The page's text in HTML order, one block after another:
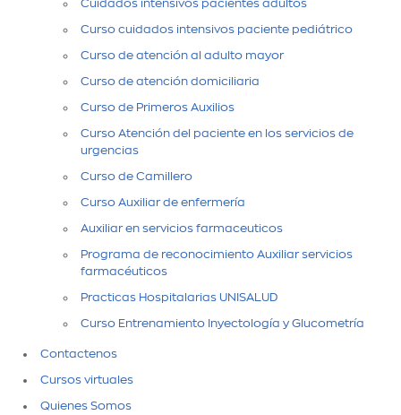
Cuidados intensivos pacientes adultos
Curso cuidados intensivos paciente pediátrico
Curso de atención al adulto mayor
Curso de atención domiciliaria
Curso de Primeros Auxilios
Curso Atención del paciente en los servicios de
urgencias
Curso de Camillero
Curso Auxiliar de enfermería
Auxiliar en servicios farmaceuticos
Programa de reconocimiento Auxiliar servicios
farmacéuticos
Practicas Hospitalarias UNISALUD
Curso Entrenamiento Inyectología y Glucometría
Contactenos
Cursos virtuales
Quienes Somos